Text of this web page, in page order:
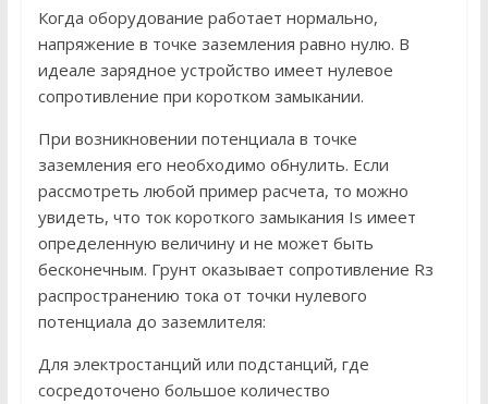
Когда оборудование работает нормально,
напряжение в точке заземления равно нулю. В
идеале зарядное устройство имеет нулевое
сопротивление при коротком замыкании.
При возникновении потенциала в точке
заземления его необходимо обнулить. Если
рассмотреть любой пример расчета, то можно
увидеть, что ток короткого замыкания Is имеет
определенную величину и не может быть
бесконечным. Грунт оказывает сопротивление Rз
распространению тока от точки нулевого
потенциала до заземлителя:
Для электростанций или подстанций, где
сосредоточено большое количество